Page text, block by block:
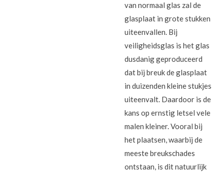
van normaal glas zal de
glasplaat in grote stukken
uiteenvallen. Bij
veiligheidsglas is het glas
dusdanig geproduceerd
dat bij breuk de glasplaat
in duizenden kleine stukjes
uiteenvalt. Daardoor is de
kans op ernstig letsel vele
malen kleiner. Vooral bij
het plaatsen, waarbij de
meeste breukschades
ontstaan, is dit natuurlijk